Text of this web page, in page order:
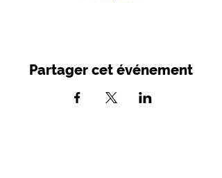
Partager cet événement